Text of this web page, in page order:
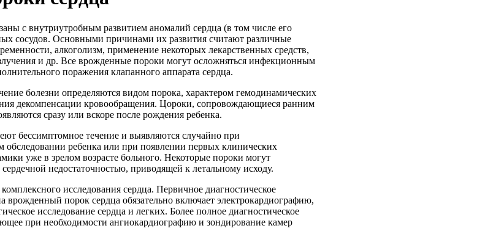
с внутриутробным развитием аномалий сердца (в том числе его
сосудов. Основными причинами их развития считают различные
алкоголизм, применение некоторых лекарственных средств,
и др. Все врожденные пороки могут осложняться инфекционным
поражения клапанного аппарата сердца.
болезни определяются видом порока, характером гемодинамических
декомпенсации кровообращения. Цороки, сопровождающиеся ранним
сразу или вскоре после рождения ребенка.
бессимптомное течение и выявляются случайно при
обследовании ребенка или при появлении первых клинических
уже в зрелом возрасте больного. Некоторые пороки могут
недостаточностью, приводящей к летальному исходу.
исследования сердца. Первичное диагностическое
врожденный порок сердца обязательно включает электрокардиографию,
исследование сердца и легких. Более полное диагностическое
при необходимости ангиокардиографию и зондирование камер